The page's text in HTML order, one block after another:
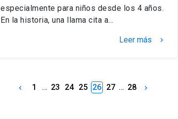
especialmente para niños desde los 4 años.
En la historia, una llama cita a…
Leer más keyboard_arrow_right
keyboard_arrow_left 1 … 23 24 25 26 27 … 28 keyboard_arrow_right